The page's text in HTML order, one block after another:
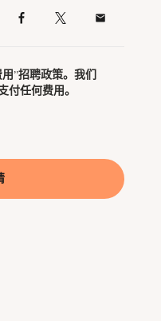
”招聘政策。我们
付任何费用。